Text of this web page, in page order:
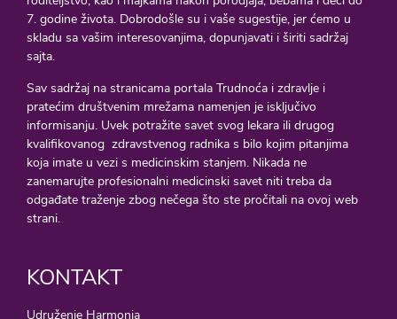
7. godine života. Dobrodošle su i vaše sugestije, jer ćemo u
skladu sa vašim interesovanjima, dopunjavati i širiti sadržaj
sajta.
Sav sadržaj na stranicama portala Trudnoća i zdravlje i
pratećim društvenim mrežama namenjen je isključivo
informisanju. Uvek potražite savet svog lekara ili drugog
kvalifikovanog zdravstvenog radnika s bilo kojim pitanjima
koja imate u vezi s medicinskim stanjem. Nikada ne
zanemarujte profesionalni medicinski savet niti treba da
odgađate traženje zbog nečega što ste pročitali na ovoj web
strani.
KONTAKT
Udruženje Harmonia